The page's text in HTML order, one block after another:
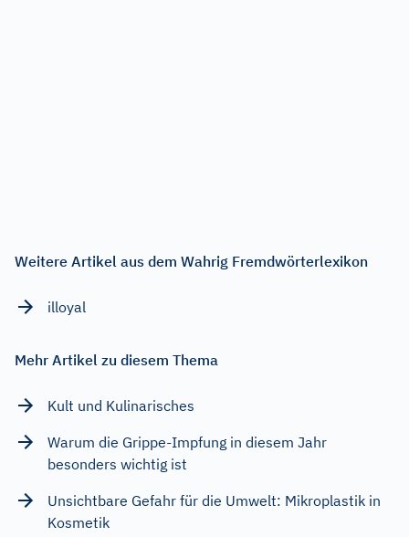
Weitere Artikel aus dem Wahrig Fremdwörterlexikon
illoyal
Mehr Artikel zu diesem Thema
Kult und Kulinarisches
Warum die Grippe-Impfung in diesem Jahr
besonders wichtig ist
Unsichtbare Gefahr für die Umwelt: Mikroplastik in
Kosmetik